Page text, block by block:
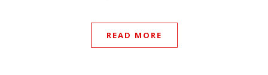
READ MORE